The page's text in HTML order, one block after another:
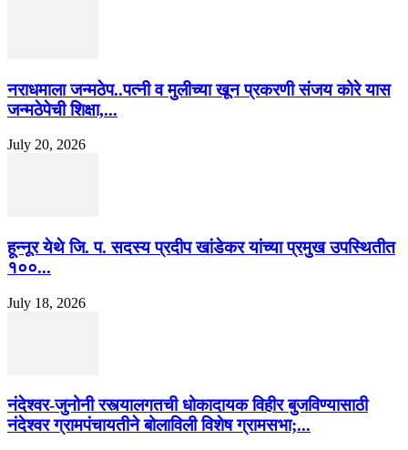
नराधमाला जन्मठेप..पत्नी व मुलीच्या खून प्रकरणी संजय कोरे यास
जन्मठेपेची शिक्षा,...
July 20, 2026
हून्नूर येथे जि. प. सदस्य प्रदीप खांडेकर यांच्या प्रमुख उपस्थितीत
१००...
July 18, 2026
नंदेश्वर-जुनोनी रस्त्यालगतची धोकादायक विहीर बुजविण्यासाठी
नंदेश्वर ग्रामपंचायतीने बोलाविली विशेष ग्रामसभा;...